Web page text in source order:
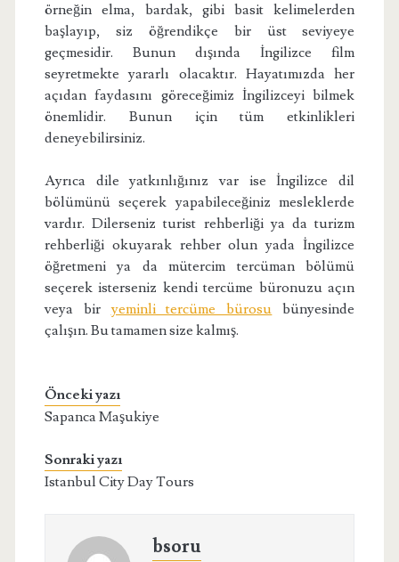
örneğin elma, bardak, gibi basit kelimelerden
başlayıp, siz öğrendikçe bir üst seviyeye
geçmesidir. Bunun dışında İngilizce film
seyretmekte yararlı olacaktır. Hayatımızda her
açıdan faydasını göreceğimiz İngilizceyi bilmek
önemlidir. Bunun için tüm etkinlikleri
deneyebilirsiniz.
Ayrıca dile yatkınlığınız var ise İngilizce dil
bölümünü seçerek yapabileceğiniz mesleklerde
vardır. Dilerseniz turist rehberliği ya da turizm
rehberliği okuyarak rehber olun yada İngilizce
öğretmeni ya da mütercim tercüman bölümü
seçerek isterseniz kendi tercüme büronuzu açın
veya biryeminli tercüme bürosu bünyesinde
çalışın. Bu tamamen size kalmış.
Önceki yazı
Sapanca Maşukiye
Sonraki yazı
Istanbul City Day Tours
bsoru